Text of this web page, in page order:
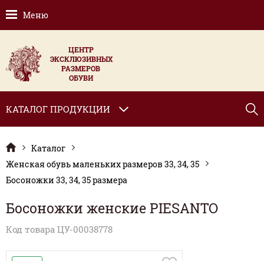
Меню
ЦЕНТР
ЭКСКЛЮЗИВНЫХ
РАЗМЕРОВ
ОБУВИ
КАТАЛОГ ПРОДУКЦИИ
Каталог
Женская обувь маленьких размеров 33, 34, 35
Босоножки 33, 34, 35 размера
Босоножки женские PIESANTO
Код товара ЦУ-00038778